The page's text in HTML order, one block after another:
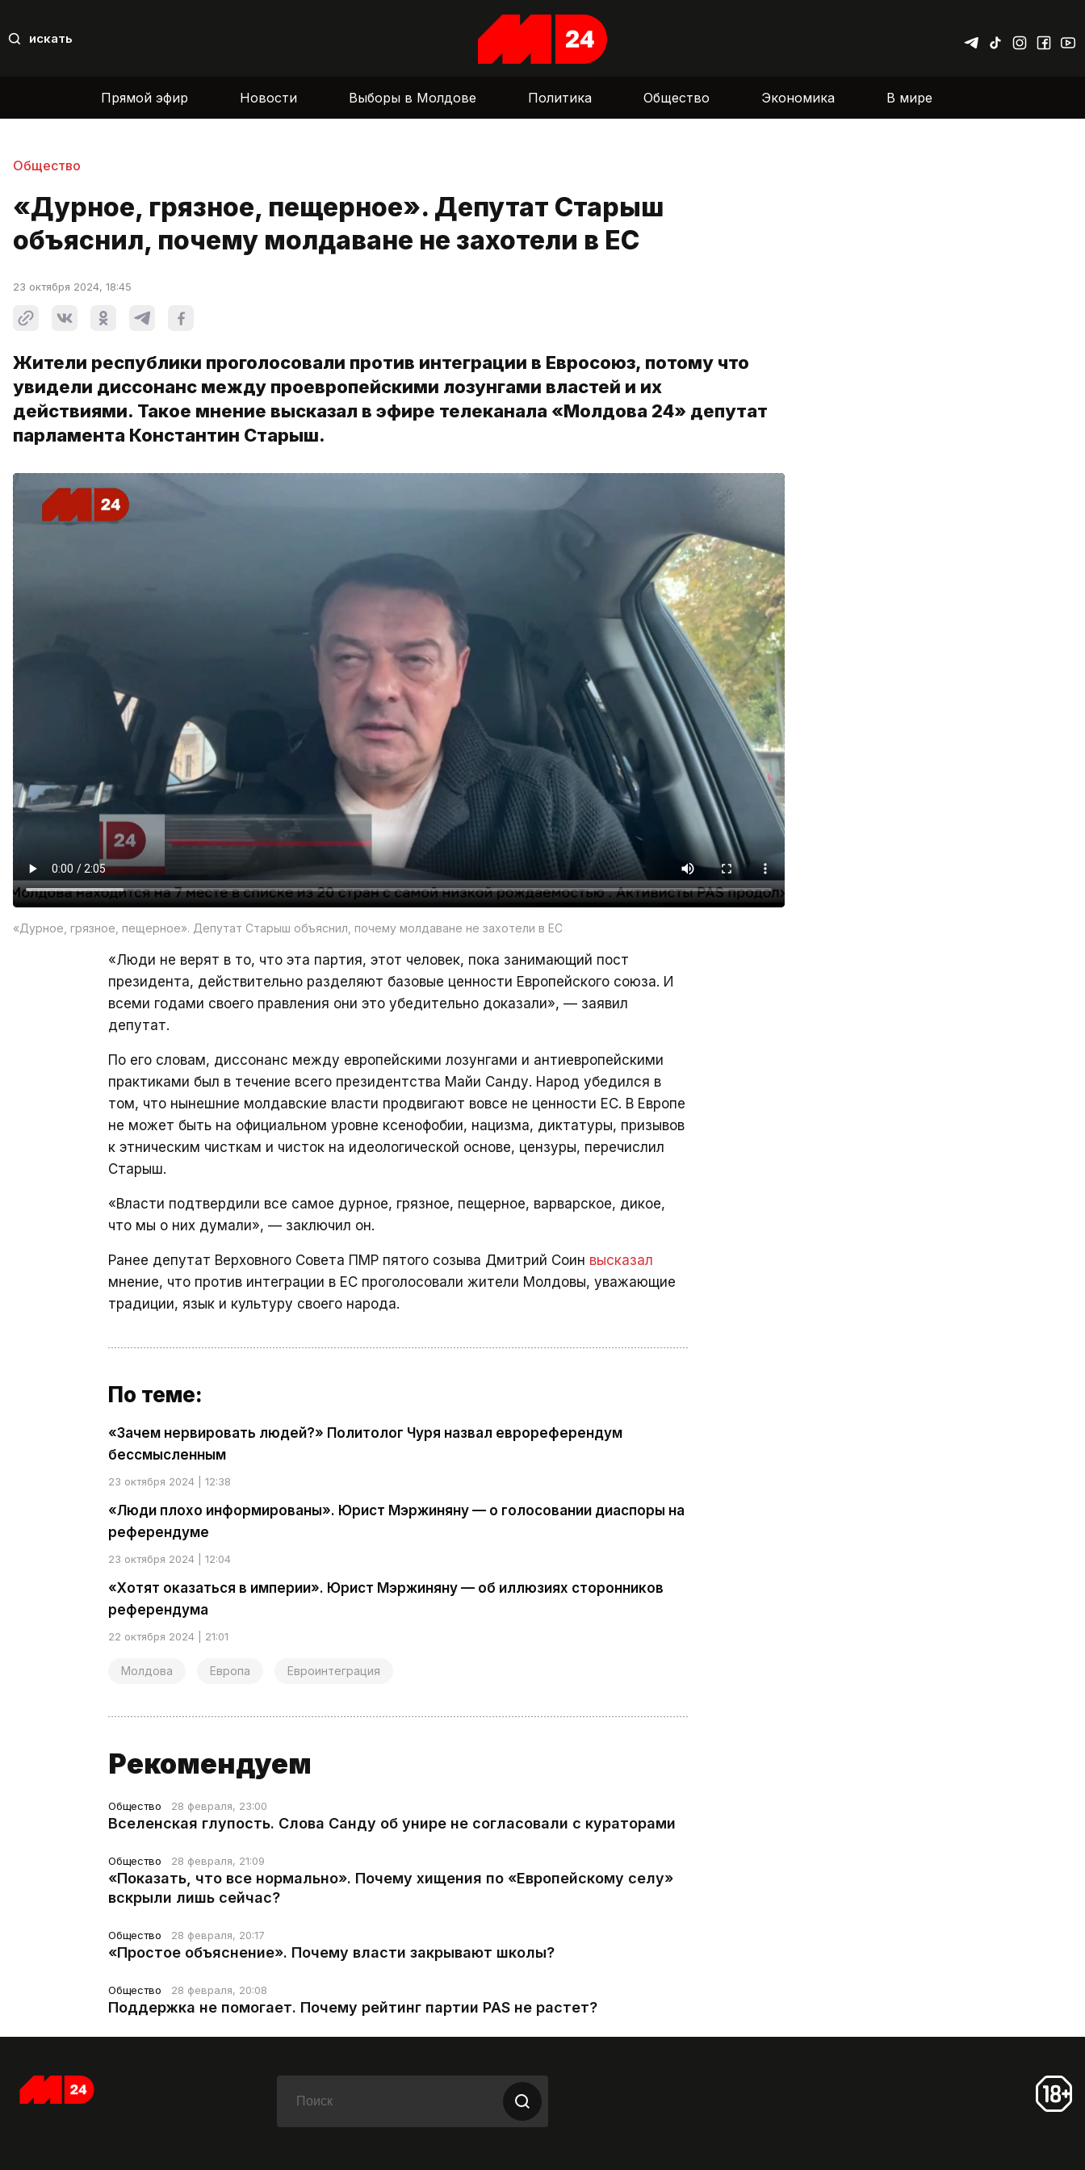
искать
Прямой эфир Новости Выборы в Молдове Политика Общество Экономика В мире
Общество
«Дурное, грязное, пещерное». Депутат Старыш
объяснил, почему молдаване не захотели в ЕС
23 октября 2024, 18:45
Жители республики проголосовали против интеграции в Евросоюз, потому что
увидели диссонанс между проевропейскими лозунгами властей и их
действиями. Такое мнение высказал в эфире телеканала «Молдова 24» депутат
парламента Константин Старыш.
«Дурное, грязное, пещерное». Депутат Старыш объяснил, почему молдаване не захотели в ЕС
«Люди не верят в то, что эта партия, этот человек, пока занимающий пост
президента, действительно разделяют базовые ценности Европейского союза. И
всеми годами своего правления они это убедительно доказали», — заявил
депутат.
По его словам, диссонанс между европейскими лозунгами и антиевропейскими
практиками был в течение всего президентства Майи Санду. Народ убедился в
том, что нынешние молдавские власти продвигают вовсе не ценности ЕС. В Европе
не может быть на официальном уровне ксенофобии, нацизма, диктатуры, призывов
к этническим чисткам и чисток на идеологической основе, цензуры, перечислил
Старыш.
«Власти подтвердили все самое дурное, грязное, пещерное, варварское, дикое,
что мы о них думали», — заключил он.
Ранее депутат Верховного Совета ПМР пятого созыва Дмитрий Соин высказал
мнение, что против интеграции в ЕС проголосовали жители Молдовы, уважающие
традиции, язык и культуру своего народа.
По теме:
«Зачем нервировать людей?» Политолог Чуря назвал еврореферендум
бессмысленным
23 октября 2024 | 12:38
«Люди плохо информированы». Юрист Мэржиняну — о голосовании диаспоры на
референдуме
23 октября 2024 | 12:04
«Хотят оказаться в империи». Юрист Мэржиняну — об иллюзиях сторонников
референдума
22 октября 2024 | 21:01
Молдова Европа Евроинтеграция
Рекомендуем
Общество 28 февраля, 23:00
Вселенская глупость. Слова Санду об унире не согласовали с кураторами
Общество 28 февраля, 21:09
«Показать, что все нормально». Почему хищения по «Европейскому селу»
вскрыли лишь сейчас?
Общество 28 февраля, 20:17
«Простое объяснение». Почему власти закрывают школы?
Общество 28 февраля, 20:08
Поддержка не помогает. Почему рейтинг партии PAS не растет?